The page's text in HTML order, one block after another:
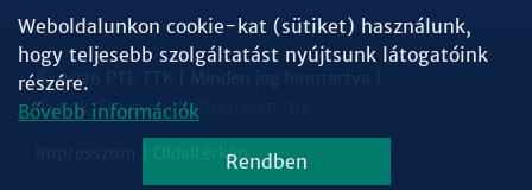
© 2026 PTE TTK | Minden jog fenntartva |
Ikonok:Freepikaflaticon.com
Oldaltérkép
Weboldalunkon cookie-kat (sütiket) használunk,
hogy teljesebb szolgáltatást nyújtsunk látogatóink
részére.
Bővebb információk
Rendben